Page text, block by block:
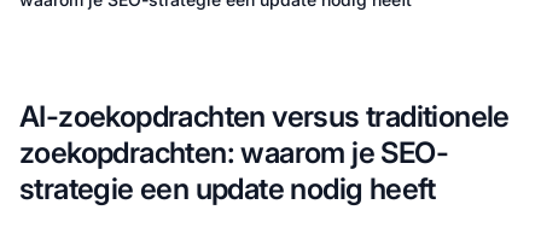
AI-zoekopdrachten versus traditionele
zoekopdrachten: waarom je SEO-
strategie een update nodig heeft